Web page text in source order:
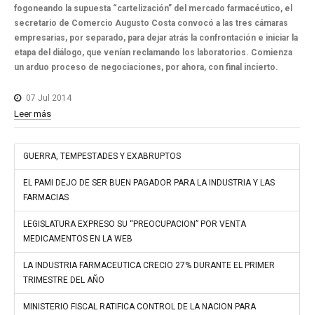
fogoneando la supuesta “cartelización” del mercado farmacéutico, el
secretario de Comercio Augusto Costa convocó a las tres cámaras
empresarias, por separado, para dejar atrás la confrontación e iniciar la
etapa del diálogo, que venían reclamando los laboratorios. Comienza
un arduo proceso de negociaciones, por ahora, con final incierto.
07 Jul 2014
Leer más
GUERRA, TEMPESTADES Y EXABRUPTOS
EL PAMI DEJO DE SER BUEN PAGADOR PARA LA INDUSTRIA Y LAS
FARMACIAS
LEGISLATURA EXPRESO SU “PREOCUPACION” POR VENTA
MEDICAMENTOS EN LA WEB
LA INDUSTRIA FARMACEUTICA CRECIO 27% DURANTE EL PRIMER
TRIMESTRE DEL AÑO
MINISTERIO FISCAL RATIFICA CONTROL DE LA NACION PARA